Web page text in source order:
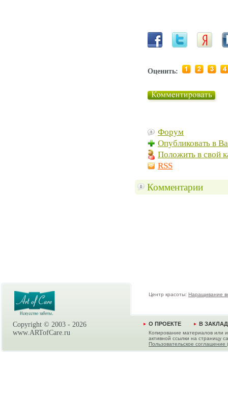
Оценить:
Форум
Опубликовать в
Положить в свой
RSS
Комментарии
Copyright © 2003 - 2026
www.ARTofCare.ru
Центр красоты: Наращивание
О ПРОЕКТЕ В
Копирование материалов или
активной ссылки на страницу
Пользовательское